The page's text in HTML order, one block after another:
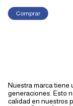
Nuestra marca tiene
generaciones. Esto
calidad en nuestros